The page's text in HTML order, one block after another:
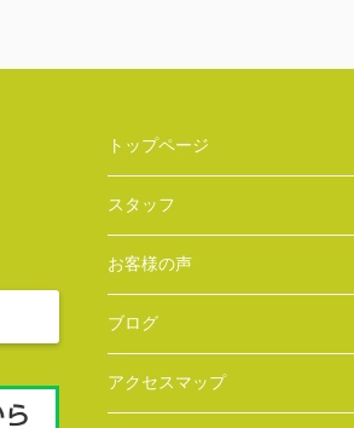
トップページ
スタッフ
お客様の声
ブログ
アクセスマップ